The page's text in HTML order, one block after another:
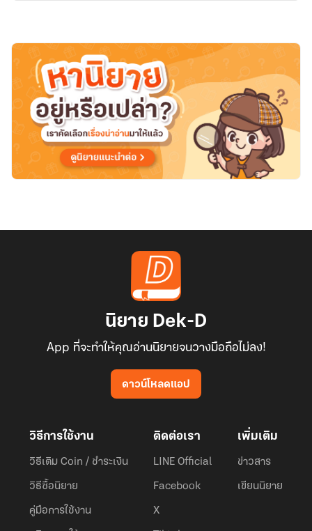
พลัง
ต้อง
ห้าม
นิยาย Dek-D
App ที่จะทำให้คุณอ่านนิยายจนวางมือถือไม่ลง!
ดาวน์โหลดแอป
วิธีการใช้งาน
วิธีเติม Coin / ชำระเงิน
วิธีซื้อนิยาย
คู่มือการใช้งาน
ติดต่อเรา
LINE Official
Facebook
X
เพิ่มเติม
ข่าวสาร
เขียนนิยาย